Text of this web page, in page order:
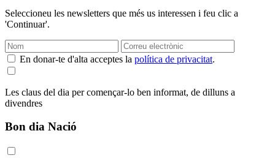
Seleccioneu les newsletters que més us interessen i feu clic a
'Continuar'.
En donar-te d'alta acceptes la política de privacitat.
Les claus del dia per començar-lo ben informat, de dilluns a
divendres
Bon dia Nació